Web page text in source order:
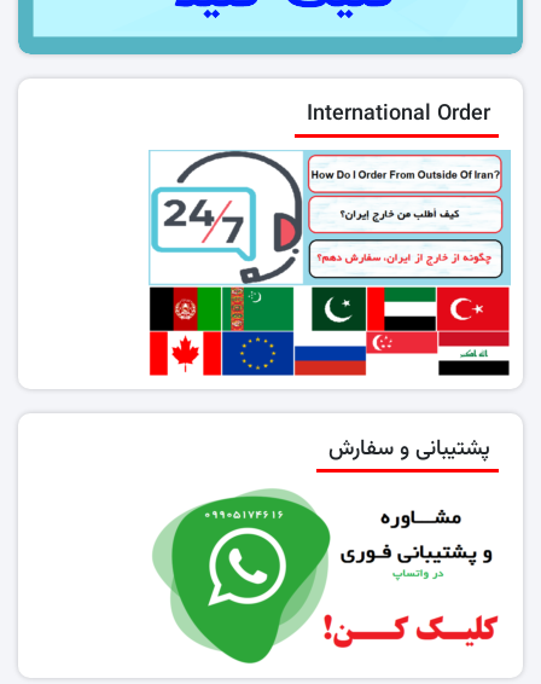
International Order
پشتیبانی و سفارش